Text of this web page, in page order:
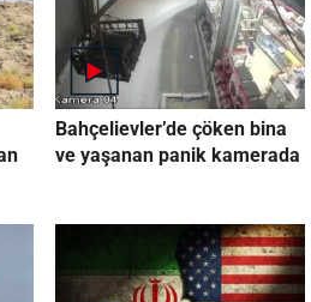
Bahçelievler’de çöken bina
ve yaşanan panik kamerada